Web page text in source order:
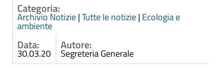
Categoria:
Archivio Notizie|Tutte le notizie| Ecologia e
ambiente
Data:
30.03.20
Autore:
Segreteria Generale